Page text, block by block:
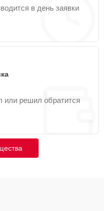
в день заявки
или решил обратится